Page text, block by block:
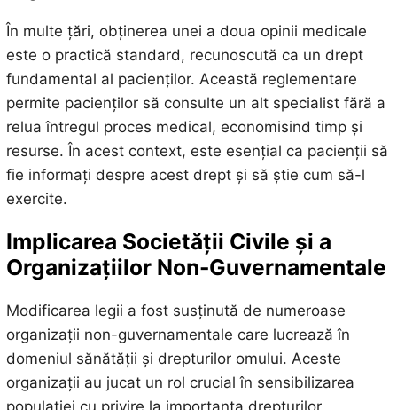
În multe țări, obținerea unei a doua opinii medicale
este o practică standard, recunoscută ca un drept
fundamental al pacienților. Această reglementare
permite pacienților să consulte un alt specialist fără a
relua întregul proces medical, economisind timp și
resurse. În acest context, este esențial ca pacienții să
fie informați despre acest drept și să știe cum să-l
exercite.
Implicarea Societății Civile și a
Organizațiilor Non-Guvernamentale
Modificarea legii a fost susținută de numeroase
organizații non-guvernamentale care lucrează în
domeniul sănătății și drepturilor omului. Aceste
organizații au jucat un rol crucial în sensibilizarea
populației cu privire la importanța drepturilor